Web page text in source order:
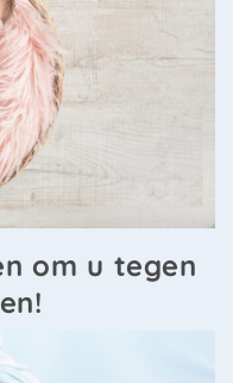
om u tegen